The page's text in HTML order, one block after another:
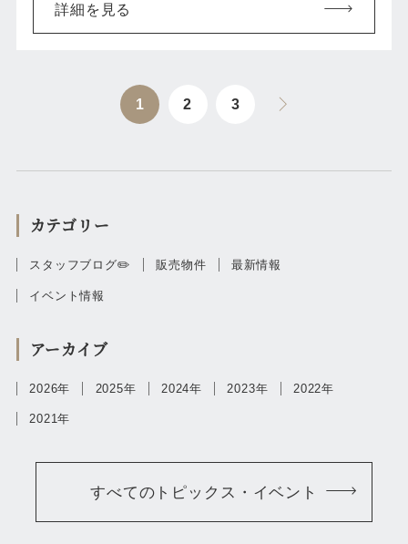
詳細を見る
1 2 3
すべてのトピックス・イベント
カテゴリー
スタッフブログ✏️ 販売物件 最新情報
イベント情報
アーカイブ
2026年 2025年 2024年 2023年 2022年
2021年